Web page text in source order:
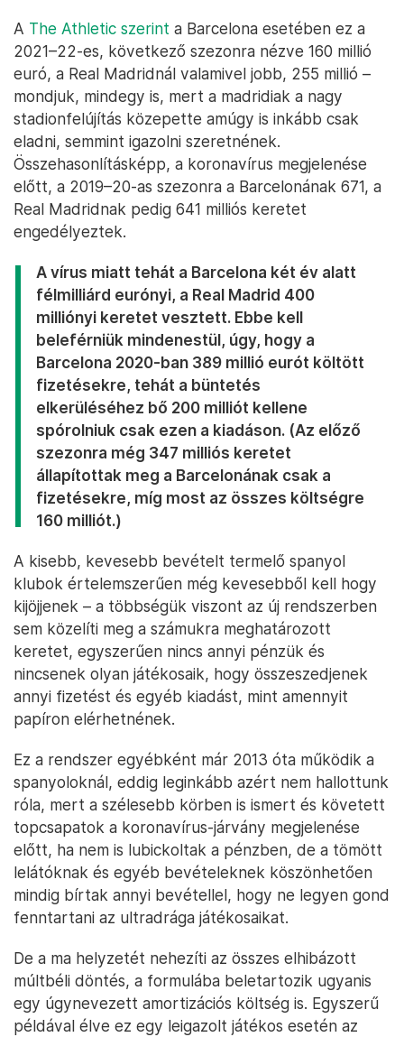
A The Athletic szerint a Barcelona esetében ez a
2021–22-es, következő szezonra nézve 160 millió
euró, a Real Madridnál valamivel jobb, 255 millió –
mondjuk, mindegy is, mert a madridiak a nagy
stadionfelújítás közepette amúgy is inkább csak
eladni, semmint igazolni szeretnének.
Összehasonlításképp, a koronavírus megjelenése
előtt, a 2019–20-as szezonra a Barcelonának 671, a
Real Madridnak pedig 641 milliós keretet
engedélyeztek.
A vírus miatt tehát a Barcelona két év alatt
félmilliárd eurónyi, a Real Madrid 400
milliónyi keretet vesztett. Ebbe kell
beleférniük mindenestül, úgy, hogy a
Barcelona 2020-ban 389 millió eurót költött
fizetésekre, tehát a büntetés
elkerüléséhez bő 200 milliót kellene
spórolniuk csak ezen a kiadáson. (Az előző
szezonra még 347 milliós keretet
állapítottak meg a Barcelonának csak a
fizetésekre, míg most az összes költségre
160 milliót.)
A kisebb, kevesebb bevételt termelő spanyol
klubok értelemszerűen még kevesebből kell hogy
kijöjjenek – a többségük viszont az új rendszerben
sem közelíti meg a számukra meghatározott
keretet, egyszerűen nincs annyi pénzük és
nincsenek olyan játékosaik, hogy összeszedjenek
annyi fizetést és egyéb kiadást, mint amennyit
papíron elérhetnének.
Ez a rendszer egyébként már 2013 óta működik a
spanyoloknál, eddig leginkább azért nem hallottunk
róla, mert a szélesebb körben is ismert és követett
topcsapatok a koronavírus-járvány megjelenése
előtt, ha nem is lubickoltak a pénzben, de a tömött
lelátóknak és egyéb bevételeknek köszönhetően
mindig bírtak annyi bevétellel, hogy ne legyen gond
fenntartani az ultradrága játékosaikat.
De a ma helyzetét nehezíti az összes elhibázott
múltbéli döntés, a formulába beletartozik ugyanis
egy úgynevezett amortizációs költség is. Egyszerű
példával élve ez egy leigazolt játékos esetén az